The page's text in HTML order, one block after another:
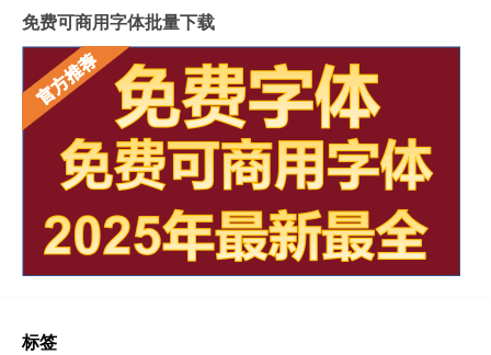
免费可商用字体批量下载
标签